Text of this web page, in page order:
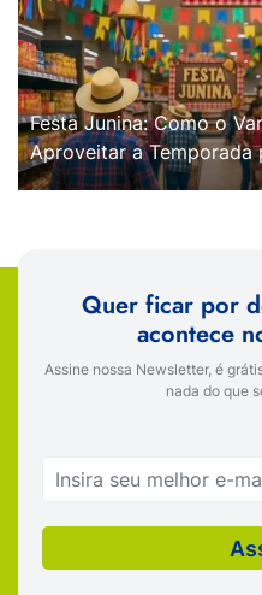
Festa Junina: Como o
Aproveitar a Temporada
Quer ficar por
acontece
Assine nossa Newsletter, é
nada do que